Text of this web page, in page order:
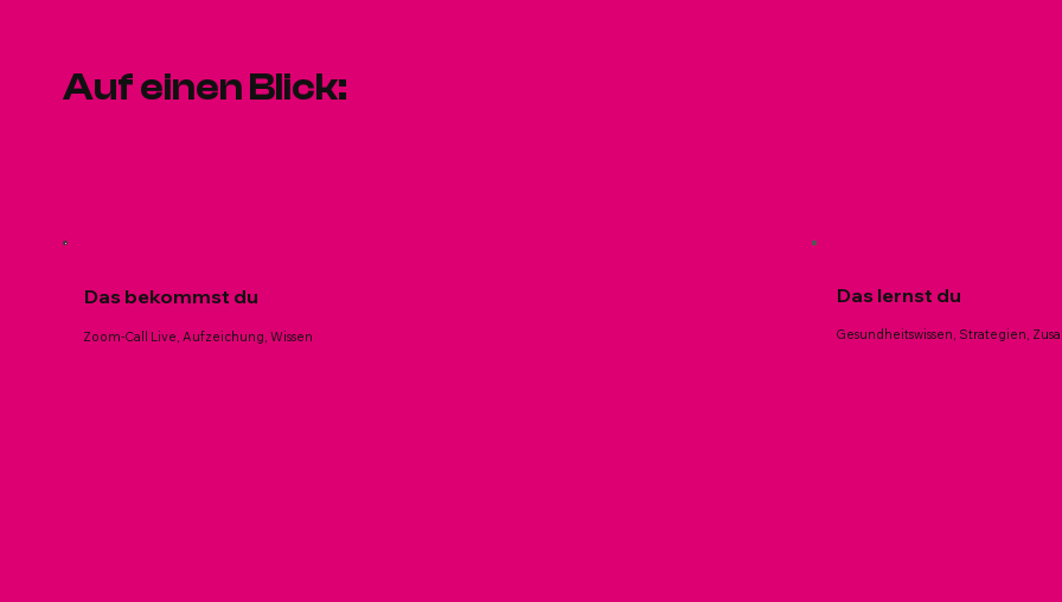
Auf einen Blick:
Das bekommst du
Zoom-Call Live, Aufzeichung, Wissen
Das lernst du
Gesundheitswissen, Strategien,